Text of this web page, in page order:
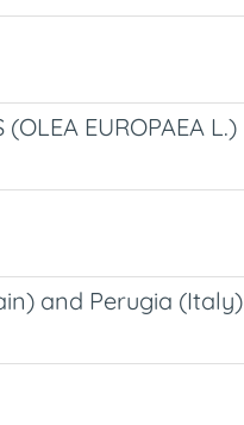
EUROPAEA L.)
and Perugia (Italy)